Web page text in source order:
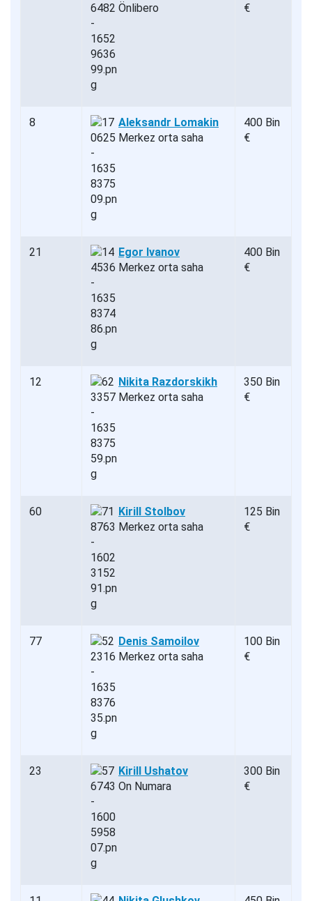
Önlibero
€
8
Aleksandr Lomakin
Merkez orta saha
400 Bin
€
21
Egor Ivanov
Merkez orta saha
400 Bin
€
12
Nikita Razdorskikh
Merkez orta saha
350 Bin
€
60
Kirill Stolbov
Merkez orta saha
125 Bin
€
77
Denis Samoilov
Merkez orta saha
100 Bin
€
23
Kirill Ushatov
On Numara
300 Bin
€